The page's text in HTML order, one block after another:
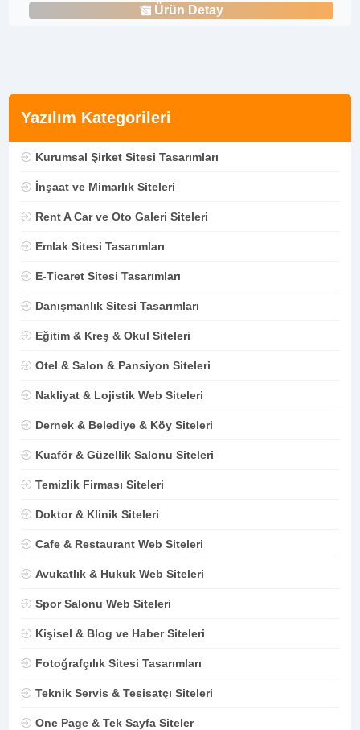
Yazılım Kategorileri
Kurumsal Şirket Sitesi Tasarımları
İnşaat ve Mimarlık Siteleri
Rent A Car ve Oto Galeri Siteleri
Emlak Sitesi Tasarımları
E-Ticaret Sitesi Tasarımları
Danışmanlık Sitesi Tasarımları
Eğitim & Kreş & Okul Siteleri
Otel & Salon & Pansiyon Siteleri
Nakliyat & Lojistik Web Siteleri
Dernek & Belediye & Köy Siteleri
Kuaför & Güzellik Salonu Siteleri
Temizlik Firması Siteleri
Doktor & Klinik Siteleri
Cafe & Restaurant Web Siteleri
Avukatlık & Hukuk Web Siteleri
Spor Salonu Web Siteleri
Kişisel & Blog ve Haber Siteleri
Fotoğrafçılık Sitesi Tasarımları
Teknik Servis & Tesisatçı Siteleri
One Page & Tek Sayfa Siteler
Ürün Detay